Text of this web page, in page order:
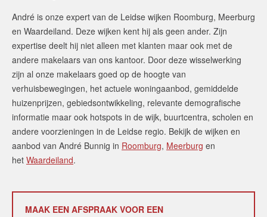
André is onze expert van de Leidse wijken Roomburg, Meerburg
en Waardeiland. Deze wijken kent hij als geen ander. Zijn
expertise deelt hij niet alleen met klanten maar ook met de
andere makelaars van ons kantoor. Door deze wisselwerking
zijn al onze makelaars goed op de hoogte van
verhuisbewegingen, het actuele woningaanbod, gemiddelde
huizenprijzen, gebiedsontwikkeling, relevante demografische
informatie maar ook hotspots in de wijk, buurtcentra, scholen en
andere voorzieningen in de Leidse regio. Bekijk de wijken en
aanbod van André Bunnig in Roomburg, Meerburg en
het Waardeiland.
MAAK EEN AFSPRAAK VOOR EEN